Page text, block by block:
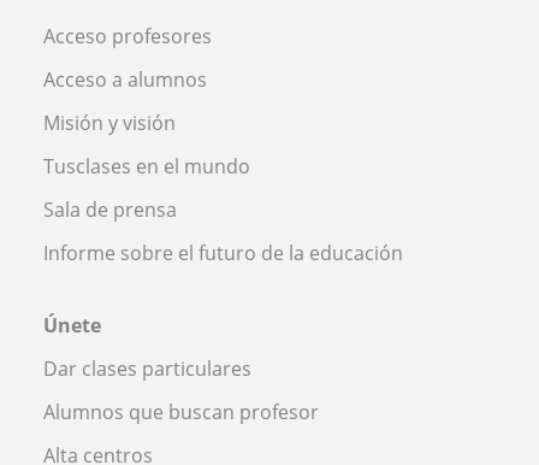
Acceso profesores
Acceso a alumnos
Misión y visión
Tusclases en el mundo
Sala de prensa
Informe sobre el futuro de la educación
Únete
Dar clases particulares
Alumnos que buscan profesor
Alta centros